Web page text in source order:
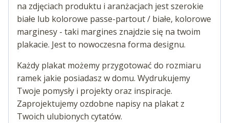
na zdjęciach produktu i aranżacjach jest szerokie
białe lub kolorowe passe-partout / białe, kolorowe
marginesy - taki margines znajdzie się na twoim
plakacie. Jest to nowoczesna forma designu.
Każdy plakat możemy przygotować do rozmiaru
ramek jakie posiadasz w domu. Wydrukujemy
Twoje pomysły i projekty oraz inspiracje.
Zaprojektujemy ozdobne napisy na plakat z
Twoich ulubionych cytatów.